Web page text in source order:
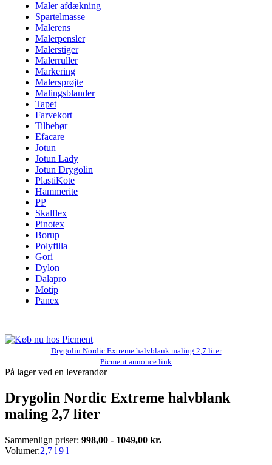
Maler afdækning
Spartelmasse
Malerens
Malerpensler
Malerstiger
Malerruller
Markering
Malersprøjte
Malingsblander
Tapet
Farvekort
Tilbehør
Efacare
Jotun
Jotun Lady
Jotun Drygolin
PlastiKote
Hammerite
PP
Skalflex
Pinotex
Borup
Polyfilla
Gori
Dylon
Dalapro
Motip
Panex
Drygolin Nordic Extreme halvblank maling 2,7 liter
Picment annonce link
På lager ved en leverandør
Drygolin Nordic Extreme halvblank
maling 2,7 liter
Sammenlign priser: 998,00 - 1049,00 kr.
Volumer:2,7 l|9 l